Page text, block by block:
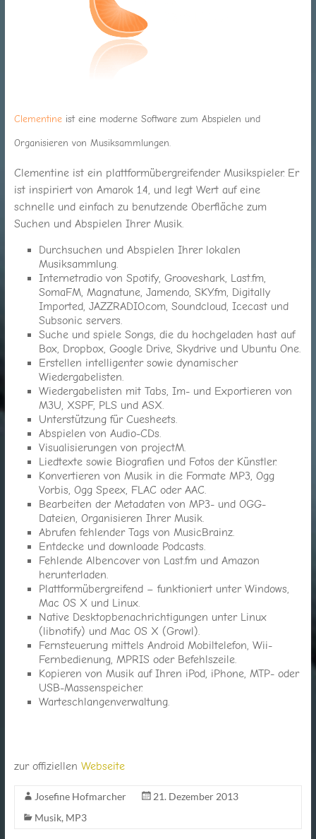
Clementineist eine moderne Software zum Abspielen und
Organisieren von Musiksammlungen.
Clementine ist ein plattformübergreifender Musikspieler. Er
ist inspiriert von Amarok 1.4, und legt Wert auf eine
schnelle und einfach zu benutzende Oberfläche zum
Suchen und Abspielen Ihrer Musik.
Durchsuchen und Abspielen Ihrer lokalen
Musiksammlung.
Internetradio von Spotify, Grooveshark, Last.fm,
SomaFM, Magnatune, Jamendo, SKY.fm, Digitally
Imported, JAZZRADIO.com, Soundcloud, Icecast und
Subsonic servers.
Suche und spiele Songs, die du hochgeladen hast auf
Box, Dropbox, Google Drive, Skydrive und Ubuntu One.
Erstellen intelligenter sowie dynamischer
Wiedergabelisten.
Wiedergabelisten mit Tabs, Im- und Exportieren von
M3U, XSPF, PLS und ASX.
Unterstützung für Cuesheets.
Abspielen von Audio-CDs.
Visualisierungen von projectM.
Liedtexte sowie Biografien und Fotos der Künstler.
Konvertieren von Musik in die Formate MP3, Ogg
Vorbis, Ogg Speex, FLAC oder AAC.
Bearbeiten der Metadaten von MP3- und OGG-
Dateien, Organisieren Ihrer Musik.
Abrufen fehlender Tags von MusicBrainz.
Entdecke und downloade Podcasts.
Fehlende Albencover von Last.fm und Amazon
herunterladen.
Plattformübergreifend – funktioniert unter Windows,
Mac OS X und Linux.
Native Desktopbenachrichtigungen unter Linux
(libnotify) und Mac OS X (Growl).
Fernsteuerung mittels Android Mobiltelefon, Wii-
Fernbedienung, MPRIS oder Befehlszeile.
Kopieren von Musik auf Ihren iPod, iPhone, MTP- oder
USB-Massenspeicher.
Warteschlangenverwaltung.
zur offiziellen Webseite
Josefine Hofmarcher
21. Dezember 2013
Musik, MP3